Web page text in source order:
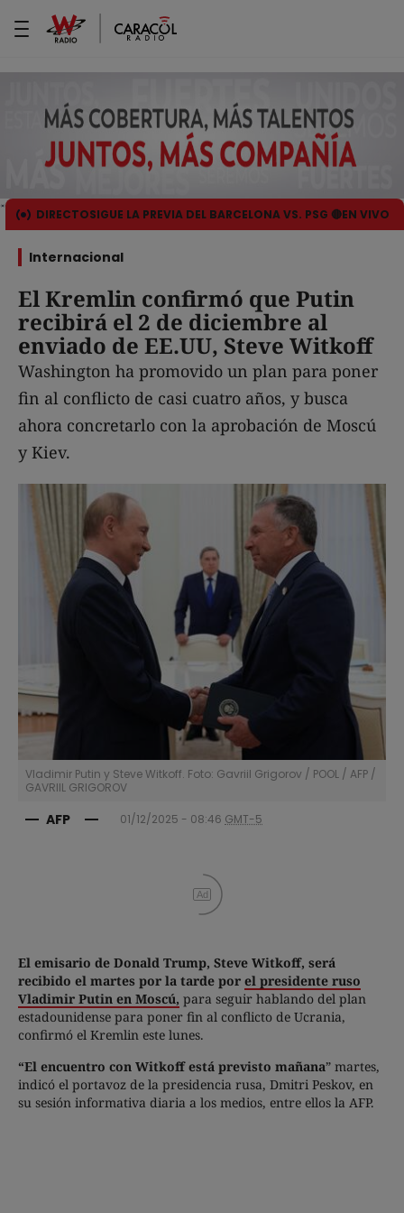
DIRECTOSIGUE LA PREVIA DEL BARCELONA VS. PSG 🔴EN VIVO
Internacional
El Kremlin confirmó que Putin
recibirá el 2 de diciembre al
enviado de EE.UU, Steve Witkoff
Washington ha promovido un plan para poner
fin al conflicto de casi cuatro años, y busca
ahora concretarlo con la aprobación de Moscú
y Kiev.
Vladimir Putin y Steve Witkoff. Foto: Gavriil Grigorov / POOL / AFP /
GAVRIIL GRIGOROV
AFP 01/12/2025 - 08:46 GMT-5
Ad
El emisario de Donald Trump, Steve Witkoff, será
recibido el martes por la tarde por el presidente ruso
Vladimir Putin en Moscú, para seguir hablando del plan
estadounidense para poner fin al conflicto de Ucrania,
confirmó el Kremlin este lunes.
“El encuentro con Witkoff está previsto mañana” martes,
indicó el portavoz de la presidencia rusa, Dmitri Peskov, en
su sesión informativa diaria a los medios, entre ellos la AFP.